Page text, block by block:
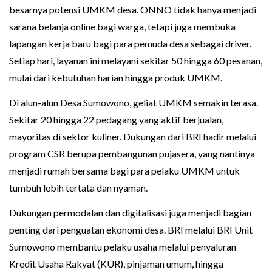
besarnya potensi UMKM desa. ONNO tidak hanya menjadi
sarana belanja online bagi warga, tetapi juga membuka
lapangan kerja baru bagi para pemuda desa sebagai driver.
Setiap hari, layanan ini melayani sekitar 50 hingga 60 pesanan,
mulai dari kebutuhan harian hingga produk UMKM.
Di alun-alun Desa Sumowono, geliat UMKM semakin terasa.
Sekitar 20 hingga 22 pedagang yang aktif berjualan,
mayoritas di sektor kuliner. Dukungan dari BRI hadir melalui
program CSR berupa pembangunan pujasera, yang nantinya
menjadi rumah bersama bagi para pelaku UMKM untuk
tumbuh lebih tertata dan nyaman.
Dukungan permodalan dan digitalisasi juga menjadi bagian
penting dari penguatan ekonomi desa. BRI melalui BRI Unit
Sumowono membantu pelaku usaha melalui penyaluran
Kredit Usaha Rakyat (KUR), pinjaman umum, hingga